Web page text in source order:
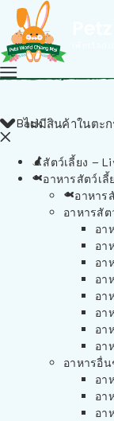
ไม่มีสินค้าในตะก
Back
สัตว์เลี้ยง –
อาหารสัตว์เลี้
อาหาร
อาหารสัต
อา
อา
อา
อา
อา
อา
อา
อา
อาหารอื่น
อา
อา
อา